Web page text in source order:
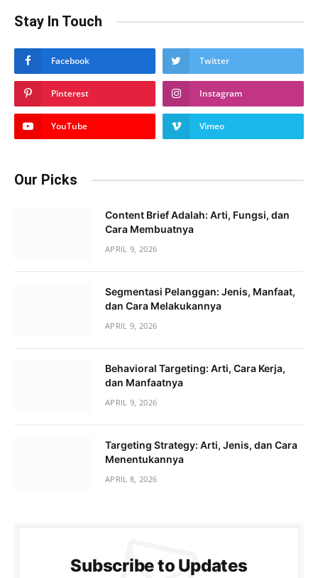
Stay In Touch
Facebook Twitter
Pinterest Instagram
YouTube Vimeo
Our Picks
Content Brief Adalah: Arti, Fungsi, dan
Cara Membuatnya
APRIL 9, 2026
Segmentasi Pelanggan: Jenis, Manfaat,
dan Cara Melakukannya
APRIL 9, 2026
Behavioral Targeting: Arti, Cara Kerja,
dan Manfaatnya
APRIL 9, 2026
Targeting Strategy: Arti, Jenis, dan Cara
Menentukannya
APRIL 8, 2026
Subscribe to Updates